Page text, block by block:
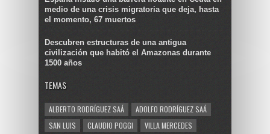
medio de una crisis migratoria que deja, hasta
el momento, 67 muertos
Descubren estructuras de una antigua
civilización que habitó el Amazonas durante
1500 años
TEMAS
ALBERTO RODRÍGUEZ SAÁ
ADOLFO RODRÍGUEZ SAÁ
SAN LUIS
CLAUDIO POGGI
VILLA MERCEDES